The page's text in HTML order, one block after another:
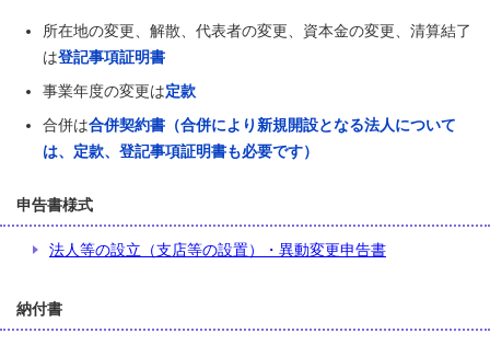
所在地の変更、解散、代表者の変更、資本金の変更、清算結了
は登記事項証明書
事業年度の変更は定款
合併は合併契約書（合併により新規開設となる法人について
は、定款、登記事項証明書も必要です）
申告書様式
法人等の設立（支店等の設置）・異動変更申告書
納付書